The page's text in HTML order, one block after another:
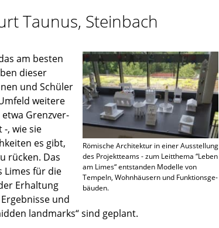
Taunus, Steinbach
Römische Archi­tek­tur in einer Ausstel­lung
des Projekt­teams - zum Leitthema “Leben
am Limes“ entstan­den Modelle von
Tempeln, Wohnhäu­sern und Funkti­ons­ge­
bäu­den.
am besten
dieser
und Schüler
weitere
etwa Grenz­ver­
, wie sie
es gibt,
rücken. Das
Limes für die
Erhal­tung
und
landmarks“ sind geplant.